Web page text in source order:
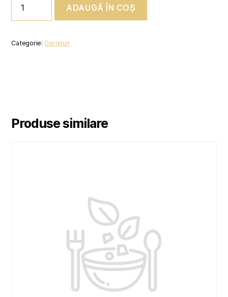
CARTOFI
LA
ADAUGĂ ÎN COȘ
Categorie: Garnituri
Produse similare